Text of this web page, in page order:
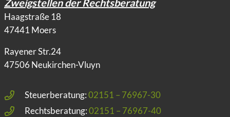
Zweigstellen der Rechtsberatung
Haagstraße 18
47441 Moers
Rayener Str.24
47506 Neukirchen-Vluyn
Steuerberatung:02151 – 76967-30
Rechtsberatung:02151 – 76967-40